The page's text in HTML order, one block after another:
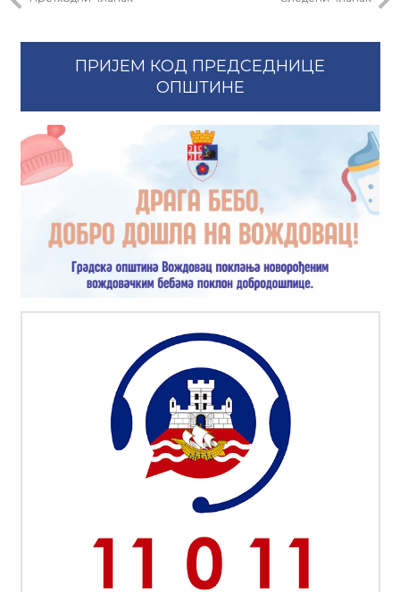
ПРИЈЕМ КОД ПРЕДСЕДНИЦЕ
ОПШТИНЕ